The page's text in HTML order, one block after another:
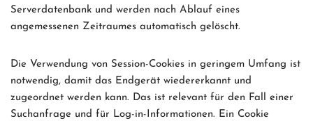
Serverdatenbank und werden nach Ablauf eines
angemessenen Zeitraumes automatisch gelöscht.
Die Verwendung von Session-Cookies in geringem Umfang ist
notwendig, damit das Endgerät wiedererkannt und
zugeordnet werden kann. Das ist relevant für den Fall einer
Suchanfrage und für Log-in-Informationen. Ein Cookie